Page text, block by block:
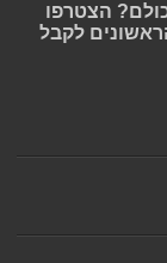
הצטרפו
לקבל